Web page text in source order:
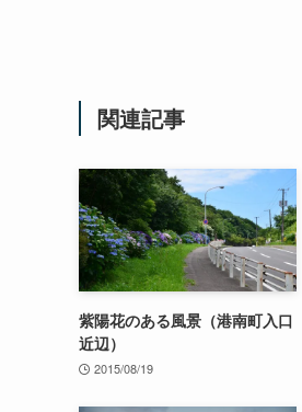
関連記事
紫陽花のある風景（港南町入口
近辺）
2015/08/19